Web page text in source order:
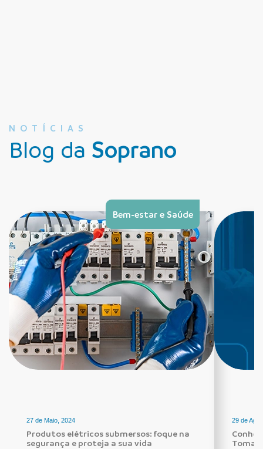
NOTÍCIAS
Blog da Soprano
Bem-estar e Saúde
27 de Maio, 2024
Produtos elétricos submersos: foque na
segurança e proteja a sua vida
29 de